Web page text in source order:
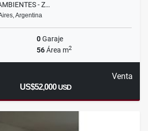
- Z…
Argentina
0Garaje
56Área m2
Venta
US$52,000USD